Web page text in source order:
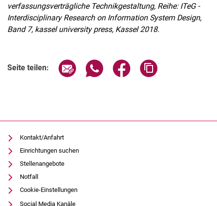
verfassungsverträgliche Technikgestaltung, Reihe: ITeG -
Interdisciplinary Research on Information System Design,
Band 7, kassel university press, Kassel 2018.
Seite teilen: Seite über E-Mail teilen
Seite über WhatsApp teilen
Seite über Facebook
Kontakt/Anfahrt
Einrichtungen suchen
Stellenangebote
Notfall
Cookie-Einstellungen
Social Media Kanäle